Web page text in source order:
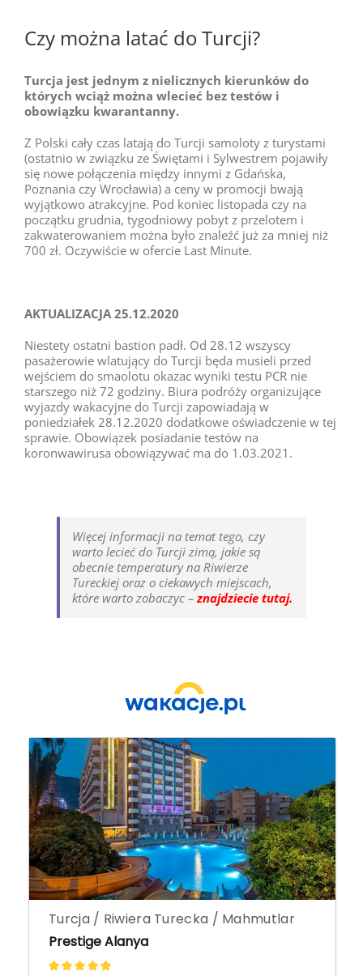
Czy można latać do Turcji?
Turcja jest jednym z nielicznych kierunków do
których wciąż można wlecieć bez testów i
obowiązku kwarantanny.
Z Polski cały czas latają do Turcji samoloty z turystami
(ostatnio w związku ze Świętami i Sylwestrem pojawiły
się nowe połączenia między innymi z Gdańska,
Poznania czy Wrocławia) a ceny w promocji bwają
wyjątkowo atrakcyjne. Pod koniec listopada czy na
początku grudnia, tygodniowy pobyt z przelotem i
zakwaterowaniem można było znaleźć już za mniej niż
700 zł. Oczywiście w ofercie Last Minute.
AKTUALIZACJA 25.12.2020
Niestety ostatni bastion padł. Od 28.12 wszyscy
pasażerowie wlatujący do Turcji będa musieli przed
wejściem do smaolotu okazac wyniki testu PCR nie
starszego niż 72 godziny. Biura podróży organizujące
wyjazdy wakacyjne do Turcji zapowiadają w
poniedziałek 28.12.2020 dodatkowe oświadczenie w tej
sprawie. Obowiązek posiadanie testów na
koronwawirusa obowiązywać ma do 1.03.2021.
Więcej informacji na temat tego, czy
warto lecieć do Turcji zimą, jakie są
obecnie temperatury na Riwierze
Tureckiej oraz o ciekawych miejscach,
które warto zobaczyc – znajdziecie tutaj.
Turcja / Riwiera Turecka / Mahmutlar
Prestige Alanya